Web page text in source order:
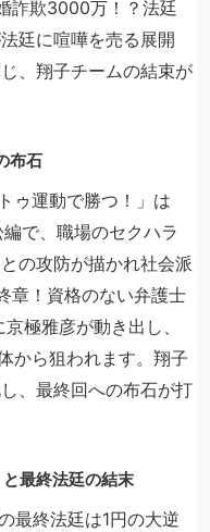
詐欺3000万！？法廷
廷に喧嘩を売る展開
、翔子チームの結束が
布石
ゥ運動で勝つ！」は
で、職場のセクハラ
の攻防が描かれ社会派
章！資格のない弁護士
極雅彦が動き出し、
から狙われます。翔子
、最終回への布石が打
最終法廷の結末
最終法廷は1円の大逆